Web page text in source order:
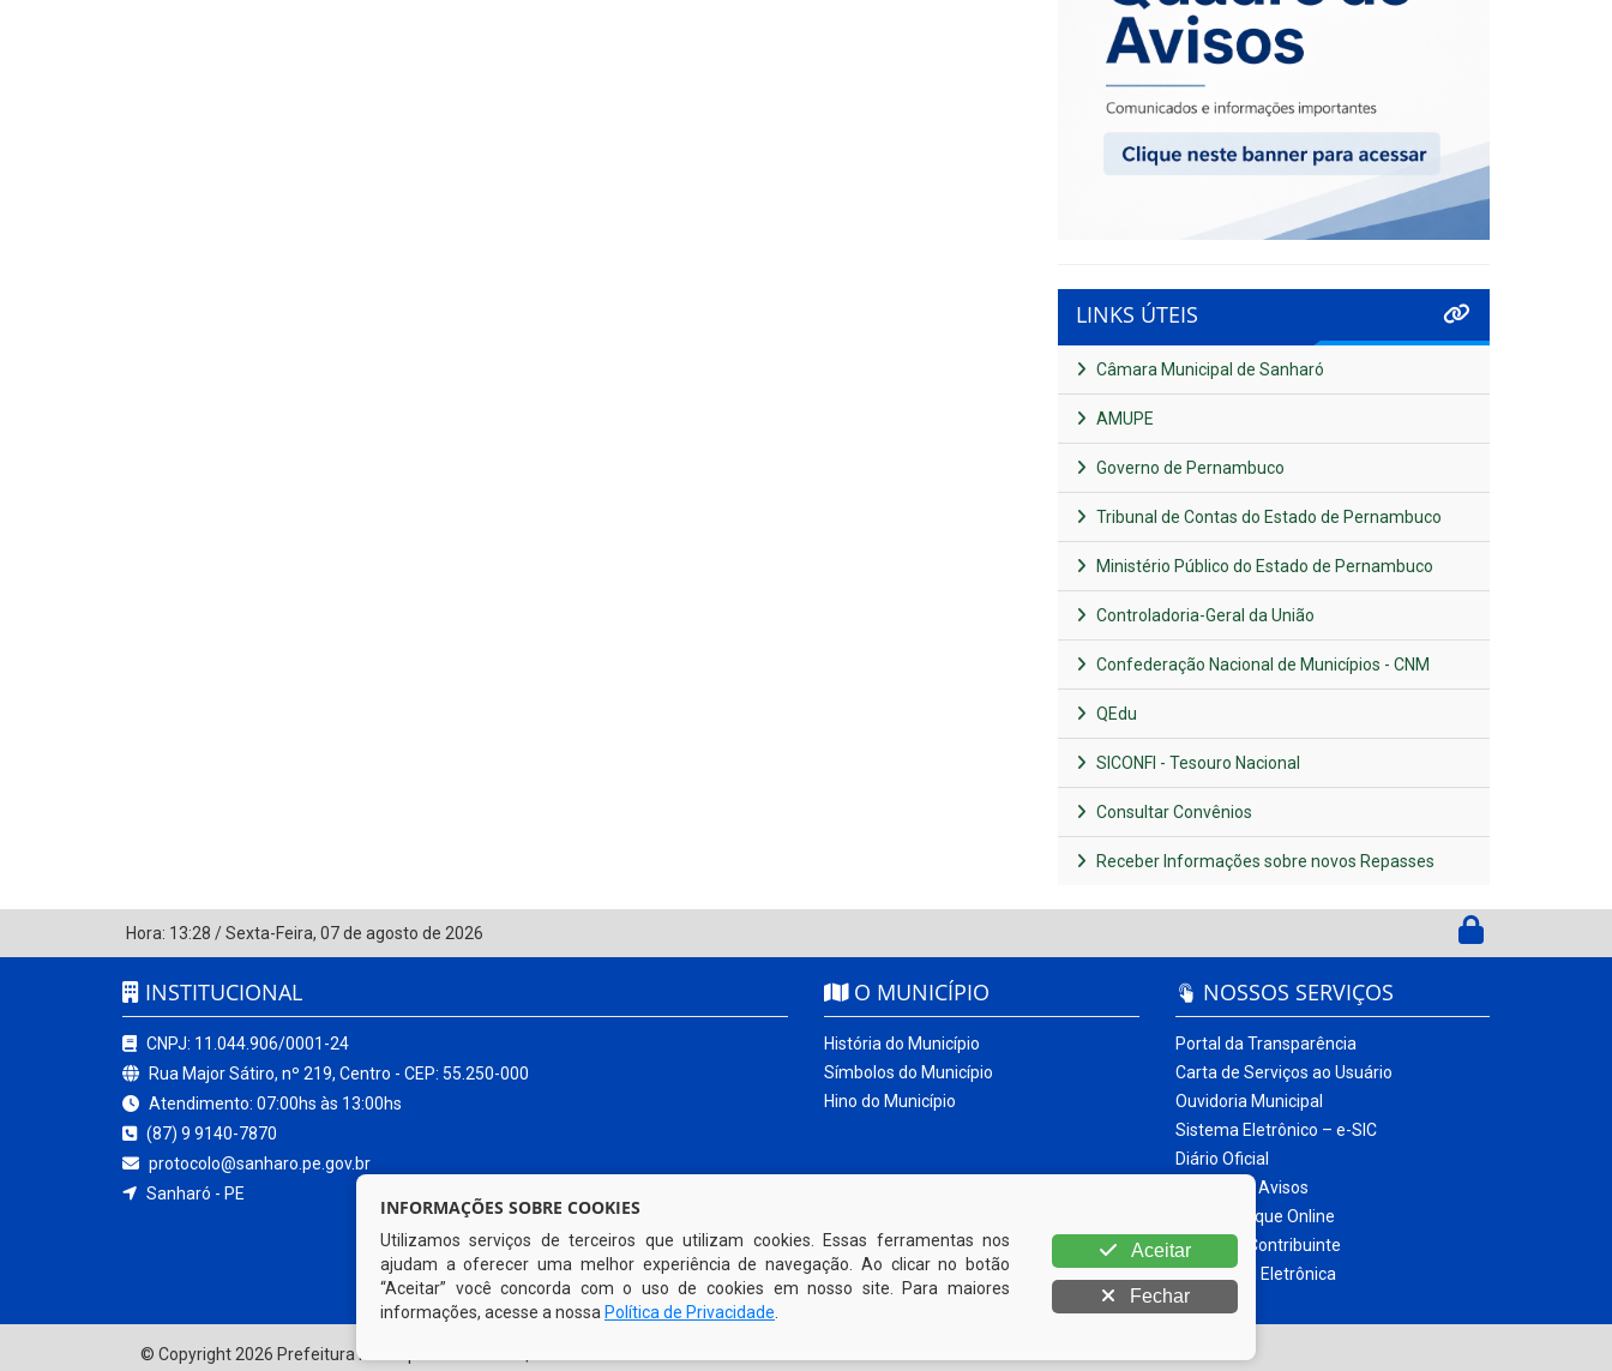
LINKS ÚTEIS
Câmara Municipal de Sanharó
AMUPE
Governo de Pernambuco
Tribunal de Contas do Estado de Pernambuco
Ministério Público do Estado de Pernambuco
Controladoria-Geral da União
Confederação Nacional de Municípios - CNM
QEdu
SICONFI - Tesouro Nacional
Consultar Convênios
Receber Informações sobre novos Repasses
Hora: 13:28 /Sexta-Feira, 07 de agosto de 2026
INSTITUCIONAL
CNPJ: 11.044.906/0001-24
Rua Major Sátiro, nº 219, Centro - CEP: 55.250-000
Atendimento: 07:00hs às 13:00hs
(87) 9 9140-7870
protocolo@sanharo.pe.gov.br
Sanharó - PE
O MUNICÍPIO
História do Município
Símbolos do Município
Hino do Município
NOSSOS SERVIÇOS
Portal da Transparência
Carta de Serviços ao Usuário
Ouvidoria Municipal
Sistema Eletrônico – e-SIC
Diário Oficial
Quadro de Avisos
Contracheque Online
Portal do Contribuinte
Nota Fiscal Eletrônica
© Copyright 2026 Prefeitura Municipal de Sanharó | Todos os direitos reservados
INFORMAÇÕES SOBRE COOKIES
Utilizamos serviços de terceiros que utilizam cookies. Essas ferramentas nos
ajudam a oferecer uma melhor experiência de navegação. Ao clicar no botão
“Aceitar” você concorda com o uso de cookies em nosso site. Para maiores
informações, acesse a nossa Política de Privacidade
Aceitar
Fechar